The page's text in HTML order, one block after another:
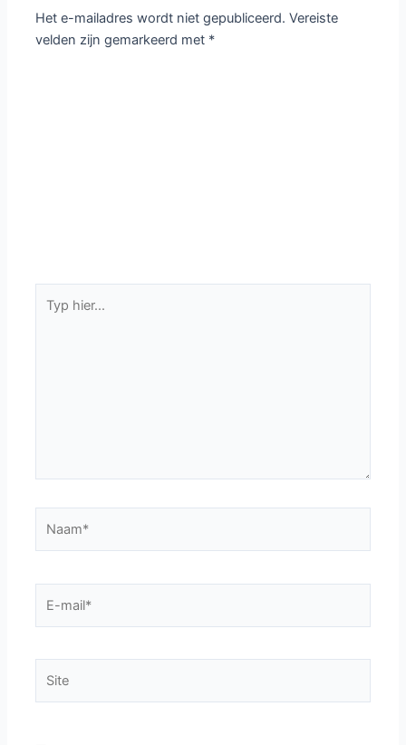
Het e-mailadres wordt niet gepubliceerd. Vereiste
velden zijn gemarkeerd met *
hier...
mail*